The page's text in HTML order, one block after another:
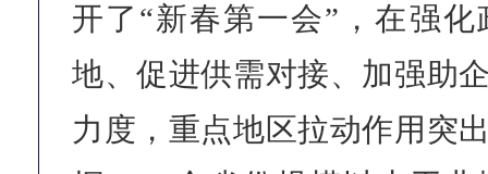
开了“新春第一会”，在强
地、促进供需对接、加强助
力度，重点地区拉动作用突